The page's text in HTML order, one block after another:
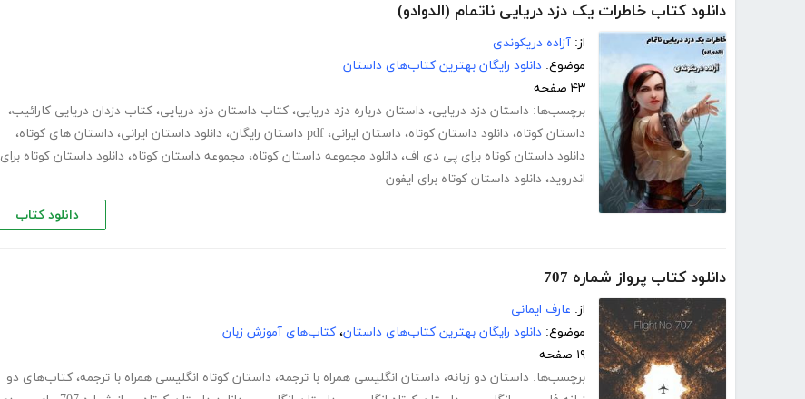
دانلود کتاب خاطرات یک دزد دریایی ناتمام (الدوادو)
از: آزاده دریکوندی
موضوع: دانلود رایگان بهترین کتاب‌های داستان
۴۳ صفحه
برچسب‌ها: داستان دزد دریایی، داستان درباره دزد دریایی، کتاب داستان دزد دریایی، کتاب دزدان دریایی کارائیب،
داستان کوتاه، دانلود داستان کوتاه، داستان ایرانی، pdf داستان رایگان ، دانلود داستان ایرانی، داستان های کوتاه،
دانلود داستان کوتاه برای پی دی اف، دانلود مجموعه داستان کوتاه، مجموعه داستان کوتاه، دانلود داستان کوتاه برای
اندروید، دانلود داستان کوتاه برای ایفون
دانلود کتاب
دانلود کتاب پرواز شماره 707
از: عارف ایمانی
موضوع: دانلود رایگان بهترین کتاب‌های داستان، کتاب‌های آموزش زبان
۱۹ صفحه
برچسب‌ها: داستان دو زبانه، داستان انگلیسی همراه با ترجمه، داستان کوتاه انگلیسی همراه با ترجمه، کتاب‌های دو